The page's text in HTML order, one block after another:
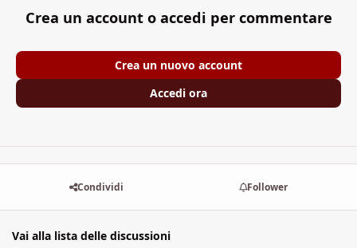
Crea un account o accedi per commentare
Crea un nuovo account
Accedi ora
Condividi Follower
Vai alla lista delle discussioni